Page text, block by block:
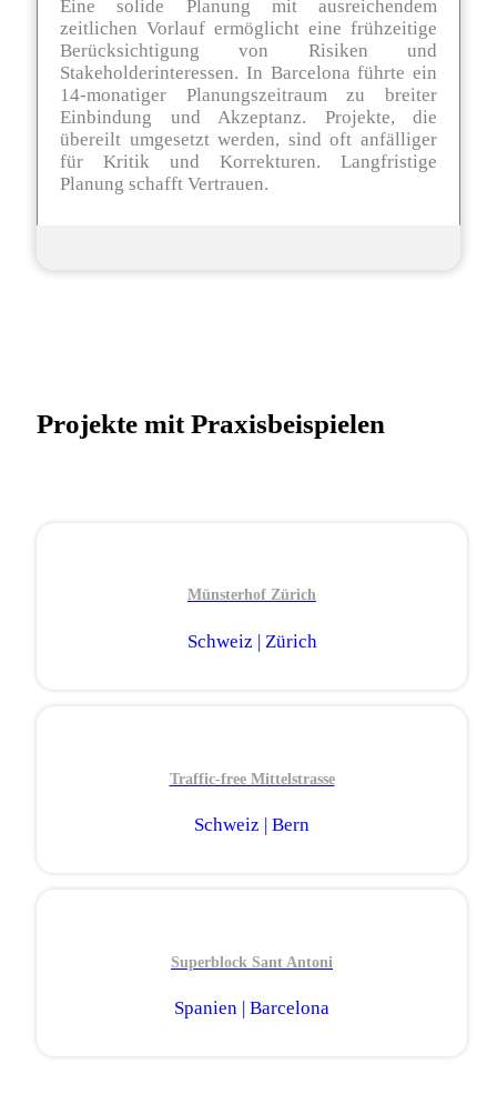
Eine solide Planung mit ausreichendem
zeitlichen Vorlauf ermöglicht eine frühzeitige
Berücksichtigung von Risiken und
Stakeholderinteressen. In Barcelona führte ein
14-monatiger Planungszeitraum zu breiter
Einbindung und Akzeptanz. Projekte, die
übereilt umgesetzt werden, sind oft anfälliger
für Kritik und Korrekturen. Langfristige
Planung schafft Vertrauen.
Projekte mit Praxisbeispielen
Münsterhof Zürich
Schweiz | Zürich
Traffic-free Mittelstrasse
Schweiz | Bern
Superblock Sant Antoni
Spanien | Barcelona